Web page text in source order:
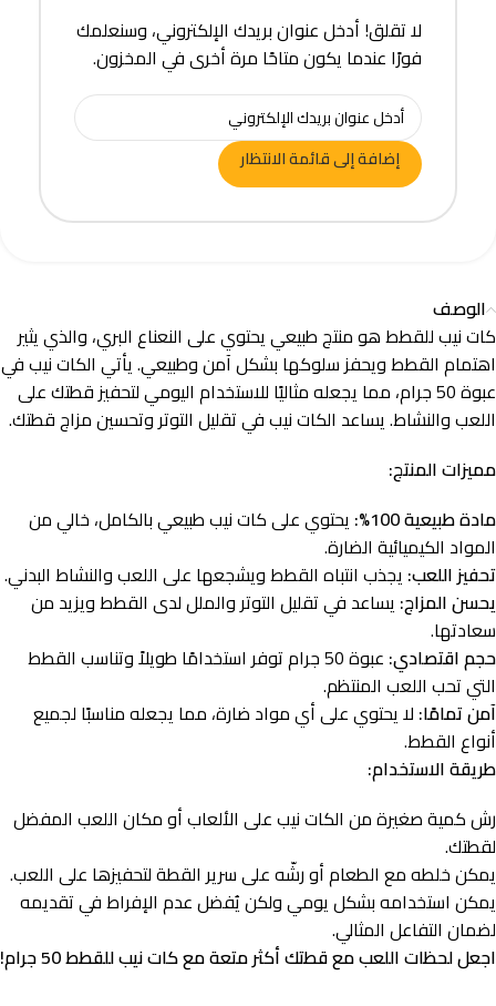
لا تقلق! أدخل عنوان بريدك الإلكتروني، وسنعلمك
فورًا عندما يكون متاحًا مرة أخرى في المخزون.
إضافة إلى قائمة الانتظار
الوصف
كات نيب للقطط هو منتج طبيعي يحتوي على النعناع البري، والذي يثير
اهتمام القطط ويحفز سلوكها بشكل آمن وطبيعي. يأتي الكات نيب في
عبوة 50 جرام، مما يجعله مثاليًا للاستخدام اليومي لتحفيز قطتك على
اللعب والنشاط. يساعد الكات نيب في تقليل التوتر وتحسين مزاج قطتك.
مميزات المنتج:
مادة طبيعية 100%:
يحتوي على كات نيب طبيعي بالكامل، خالي من
المواد الكيميائية الضارة.
تحفيز اللعب: يجذب انتباه القطط ويشجعها على اللعب والنشاط البدني.
يحسن المزاج: يساعد في تقليل التوتر والملل لدى القطط ويزيد من
سعادتها.
حجم اقتصادي:
عبوة 50 جرام توفر استخدامًا طويلاً وتناسب القطط
التي تحب اللعب المنتظم.
آمن تمامًا: لا يحتوي على أي مواد ضارة، مما يجعله مناسبًا لجميع
أنواع القطط.
طريقة الاستخدام:
رش كمية صغيرة من الكات نيب على الألعاب أو مكان اللعب المفضل
لقطتك.
يمكن خلطه مع الطعام أو رشّه على سرير القطة لتحفيزها على اللعب.
يمكن استخدامه بشكل يومي ولكن يُفضل عدم الإفراط في تقديمه
لضمان التفاعل المثالي.
اجعل لحظات اللعب مع قطتك أكثر متعة مع كات نيب للقطط 50 جرام!